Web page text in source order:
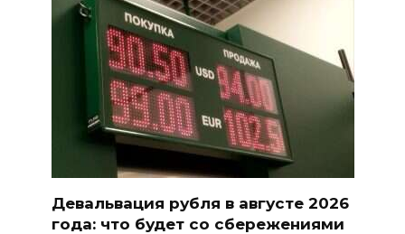
Девальвация рубля в августе 2026
года: что будет со сбережениями